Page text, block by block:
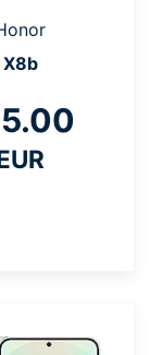
X8b